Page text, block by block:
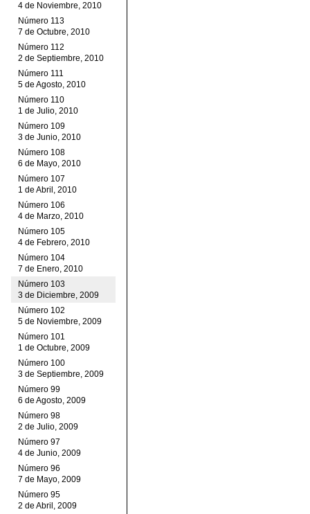
4 de Noviembre, 2010
Número 113
7 de Octubre, 2010
Número 112
2 de Septiembre, 2010
Número 111
5 de Agosto, 2010
Número 110
1 de Julio, 2010
Número 109
3 de Junio, 2010
Número 108
6 de Mayo, 2010
Número 107
1 de Abril, 2010
Número 106
4 de Marzo, 2010
Número 105
4 de Febrero, 2010
Número 104
7 de Enero, 2010
Número 103
3 de Diciembre, 2009
Número 102
5 de Noviembre, 2009
Número 101
1 de Octubre, 2009
Número 100
3 de Septiembre, 2009
Número 99
6 de Agosto, 2009
Número 98
2 de Julio, 2009
Número 97
4 de Junio, 2009
Número 96
7 de Mayo, 2009
Número 95
2 de Abril, 2009